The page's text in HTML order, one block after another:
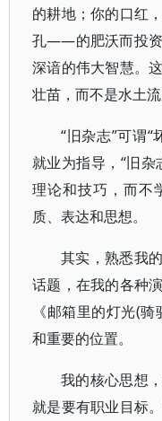
的耕地；你的口红
孔――的肥沃而投资
深谙的伟大智慧。
壮苗，而不是水土流
“旧杂志”可谓
就业为指导，“旧杂
理论和技巧，而不
质、表达和思想。
其实，熟悉我
话题，在我的各种
《邮箱里的灯光(
和重要的位置。
我的核心思想
就是要有职业目标